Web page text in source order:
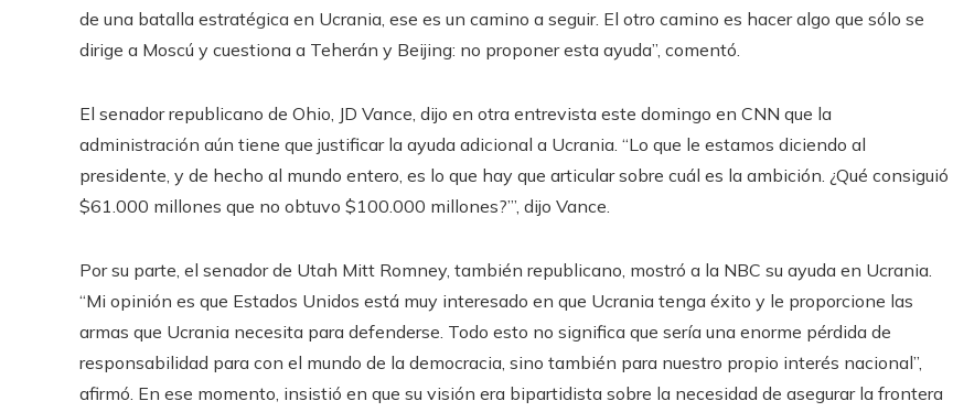
de una batalla estratégica en Ucrania, ese es un camino a seguir. El otro camino es hacer algo que sólo se
dirige a Moscú y cuestiona a Teherán y Beijing: no proponer esta ayuda”, comentó.
El senador republicano de Ohio, JD Vance, dijo en otra entrevista este domingo en CNN que la
administración aún tiene que justificar la ayuda adicional a Ucrania. “Lo que le estamos diciendo al
presidente, y de hecho al mundo entero, es lo que hay que articular sobre cuál es la ambición. ¿Qué consiguió
$61.000 millones que no obtuvo $100.000 millones?’”, dijo Vance.
Por su parte, el senador de Utah Mitt Romney, también republicano, mostró a la NBC su ayuda en Ucrania.
“Mi opinión es que Estados Unidos está muy interesado en que Ucrania tenga éxito y le proporcione las
armas que Ucrania necesita para defenderse. Todo esto no significa que sería una enorme pérdida de
responsabilidad para con el mundo de la democracia, sino también para nuestro propio interés nacional”,
afirmó. En ese momento, insistió en que su visión era bipartidista sobre la necesidad de asegurar la frontera